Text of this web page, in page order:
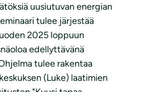
uusiutuvan energian
tulee järjestää
2025 loppuun
edellyttävänä
tulee rakentaa
(Luke) laatimien